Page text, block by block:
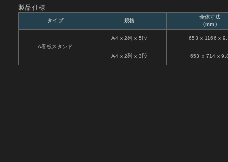
製品仕様
タイプ 規格
全体寸法
（mm）
A看板スタンド
A4 x 2列 x 5段 653 x 1166 x
A4 x 2列 x 3段 653 x 714 x